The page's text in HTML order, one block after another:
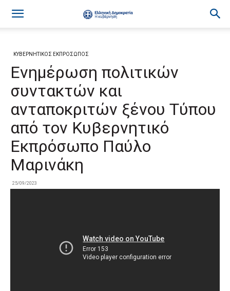
ΚΥΒΕΡΝΗΤΙΚΟΣ ΕΚΠΡΟΣΩΠΟΣ
Ενημέρωση πολιτικών
συντακτών και
ανταποκριτών ξένου Τύπου
από τον Κυβερνητικό
Εκπρόσωπο Παύλο
Μαρινάκη
25/09/2023